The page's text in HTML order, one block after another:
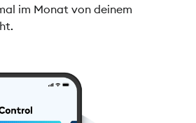
im Monat von deinem